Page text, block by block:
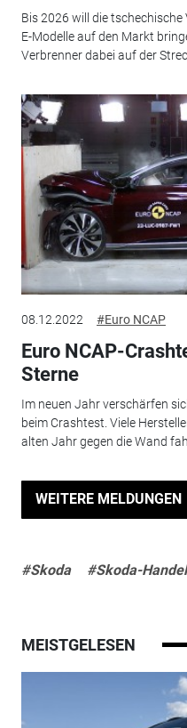
Bis 2026 will die
E-Modelle auf den Markt
Verbrenner dabei auf der
08.12.2022 #Euro NCAP
Euro NCAP-
Sterne
Im neuen Jahr verschärfen
beim Crashtest. Viele
alten Jahr gegen die Wand
WEITERE MELDUNGEN
#Skoda #Skoda-Handel
MEISTGELESEN